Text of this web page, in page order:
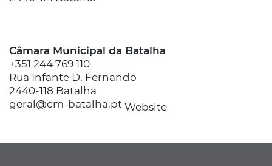
Câmara Municipal da Batalha
+351 244 769 110
Rua Infante D. Fernando
2440-118 Batalha
geral@cm-batalha.pt Website